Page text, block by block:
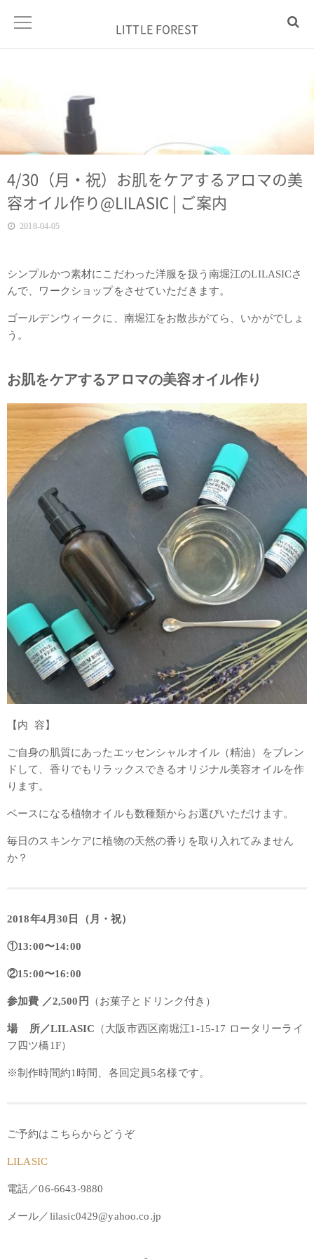
LITTLE FOREST
4/30（月・祝）お肌をケアするアロマの美
容オイル作り@LILASIC | ご案内
2018-04-05
シンプルかつ素材にこだわった洋服を扱う南堀江のLILASICさ
んで、ワークショップをさせていただきます。
ゴールデンウィークに、南堀江をお散歩がてら、いかがでしょ
う。
お肌をケアするアロマの美容オイル作り
【内 容】
ご自身の肌質にあったエッセンシャルオイル（精油）をブレン
ドして、香りでもリラックスできるオリジナル美容オイルを作
ります。
ベースになる植物オイルも数種類からお選びいただけます。
毎日のスキンケアに植物の天然の香りを取り入れてみません
か？
2018年4月30日（月・祝）
①13:00〜14:00
②15:00〜16:00
参加費 ／2,500円 （お菓子とドリンク付き）
場 所／LILASIC （大阪市西区南堀江1-15-17 ロータリーライ
フ四ツ橋1F）
※制作時間約1時間、各回定員5名様です。
ご予約はこちらからどうぞ
LILASIC
電話／06-6643-9880
メール／lilasic0429@yahoo.co.jp